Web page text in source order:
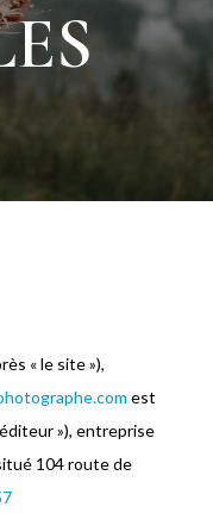
« le site »),
est
»), entreprise
104 route de